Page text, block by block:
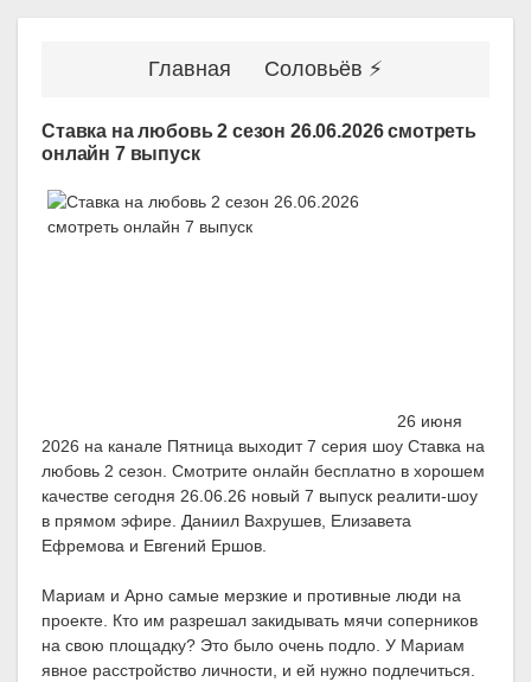
Главная Соловьёв ⚡
Ставка на любовь 2 сезон 26.06.2026 смотреть
онлайн 7 выпуск
26 июня
2026 на канале Пятница выходит 7 серия шоу Ставка на
любовь 2 сезон. Смотрите онлайн бесплатно в хорошем
качестве сегодня 26.06.26 новый 7 выпуск реалити-шоу
в прямом эфире. Даниил Вахрушев, Елизавета
Ефремова и Евгений Ершов.
Мариам и Арно самые мерзкие и противные люди на
проекте. Кто им разрешал закидывать мячи соперников
на свою площадку? Это было очень подло. У Мариам
явное расстройство личности, и ей нужно подлечиться.